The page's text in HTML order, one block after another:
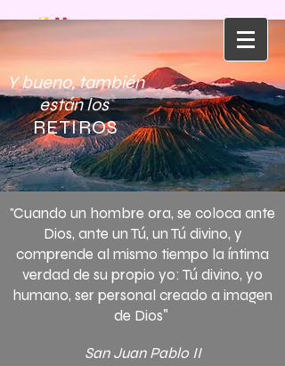
Y bueno, también
están los
RETIROS
"Cuando un hombre ora, se coloca ante
Dios, ante un Tú, un Tú divino, y
comprende al mismo tiempo la íntima
verdad de su propio yo: Tú divino, yo
humano, ser personal creado a imagen
de Dios"
San Juan Pablo II